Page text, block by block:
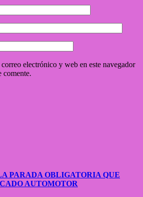
electrónico y web en este navegador
comente.
PARADA OBLIGATORIA QUE
AUTOMOTOR